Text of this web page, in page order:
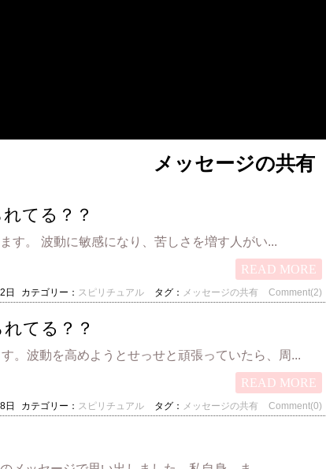
メッセージの共有
てる？？
す。 波動に敏感になり、苦しさを増す人がい...
READ MORE
日 カテゴリー： スピリチュアル タグ： メッセージの共有 Comment(2)
てる？？
。波動を高めようとせっせと頑張っていたら、周...
READ MORE
日 カテゴリー： スピリチュアル タグ： メッセージの共有 Comment(0)